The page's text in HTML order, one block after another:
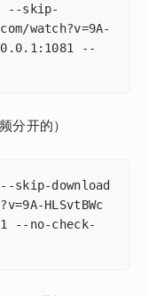
--skip-
watch?v=9A-
--
分开的）
download
HLSvtBWc
--no-check-